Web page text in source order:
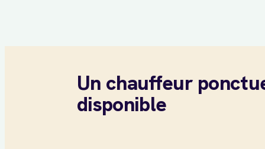
Un chauffeur
disponible